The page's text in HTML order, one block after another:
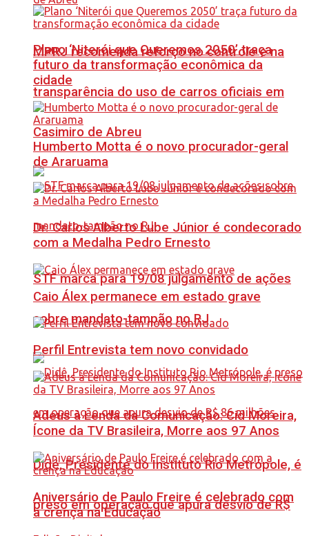
MPRJ recomenda reforço no controle e na
transparência do uso de carros oficiais em
Casimiro de Abreu
STF marca para 19/08 julgamento de ações
sobre mandato-tampão no RJ
Didê, Presidente do Instituto Rio Metrópole, é
preso em operação que apura desvio de R$
Plano ‘Niterói que Queremos 2050’ traça
futuro da transformação econômica da
cidade
Humberto Motta é o novo procurador-geral
de Araruama
Dr. Carlos Alberto Lube Júnior é condecorado
com a Medalha Pedro Ernesto
Caio Álex permanece em estado grave
Perfil Entrevista tem novo convidado
Adeus à Lenda da Comunicação: Cid Moreira,
Ícone da TV Brasileira, Morre aos 97 Anos
Aniversário de Paulo Freire é celebrado com
a crença na Educação